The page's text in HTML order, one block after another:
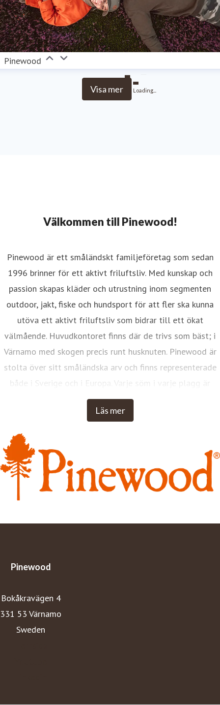
Pinewood
Visa mer Loading...
Välkommen till Pinewood!
Läs mer
Pinewood är ett småländskt familjeföretag som sedan
1996 brinner för ett aktivt friluftsliv. Med kunskap och
passion skapas kläder och utrustning inom segmenten
outdoor, jakt, fiske och hundsport för att fler ska kunna
utöva ett aktivt friluftsliv som bidrar till ett ökat
välmående. Huvudkontoret finns där de trivs som bäst; i
Värnamo med skogen precis runt husknuten. Pinewood är
stolta över sitt småländska arv och finns representerade
både i Sverige och i Europa. Varje söm i varje plagg är
designad med erfarenhet, kunskap och omtanke, i Värnamo.
Inspirationen kommer från hur människor gör, inte hur man
envishet, nyfikenhet och småländsk finurlighet. Med
Pinewood ska du varje dag känna dig trygg, fri, bekväm
och inspirerad i naturen - oavsett årstid och väder.
Pinewood
Bokåkravägen 4
331 53 Värnamo
Sweden